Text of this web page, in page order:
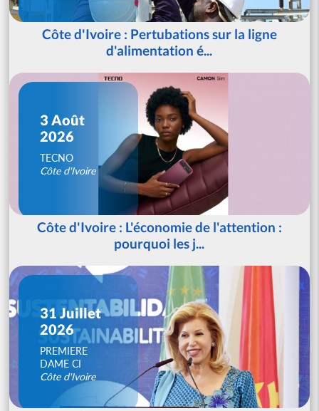
Côte d'Ivoire : Pertubations sur la ligne
d'alimentation é...
3 Août
2026
TECNO
Côte d'Ivoire
Côte d'Ivoire : L'économie de l'attention :
pourquoi les j...
31 Juillet
2026
PREMIERE
DAME CI
Côte d'Ivoire